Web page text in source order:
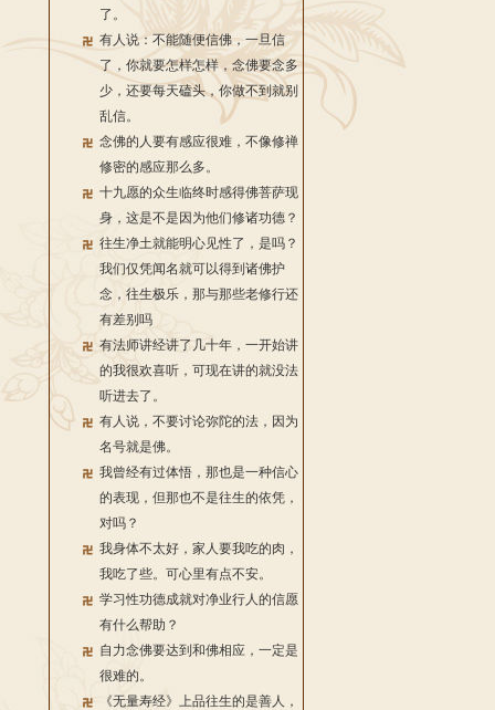
了。
有人说：不能随便信佛，一旦信
了，你就要怎样怎样，念佛要念多
少，还要每天磕头，你做不到就别
乱信。
念佛的人要有感应很难，不像修禅
修密的感应那么多。
十九愿的众生临终时感得佛菩萨现
身，这是不是因为他们修诸功德？
往生净土就能明心见性了，是吗？
我们仅凭闻名就可以得到诸佛护
念，往生极乐，那与那些老修行还
有差别吗
有法师讲经讲了几十年，一开始讲
的我很欢喜听，可现在讲的就没法
听进去了。
有人说，不要讨论弥陀的法，因为
名号就是佛。
我曾经有过体悟，那也是一种信心
的表现，但那也不是往生的依凭，
对吗？
我身体不太好，家人要我吃的肉，
我吃了些。可心里有点不安。
学习性功德成就对净业行人的信愿
有什么帮助？
自力念佛要达到和佛相应，一定是
很难的。
《无量寿经》上品往生的是善人，